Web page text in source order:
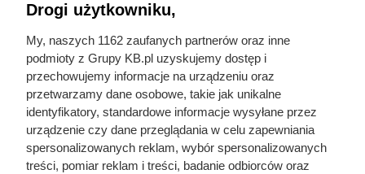
Drogi użytkowniku,
My, naszych 1162 zaufanych partnerów oraz inne
podmioty z Grupy KB.pl uzyskujemy dostęp i
przechowujemy informacje na urządzeniu oraz
przetwarzamy dane osobowe, takie jak unikalne
identyfikatory, standardowe informacje wysyłane przez
urządzenie czy dane przeglądania w celu zapewniania
spersonalizowanych reklam, wybór spersonalizowanych
treści, pomiar reklam i treści, badanie odbiorców oraz